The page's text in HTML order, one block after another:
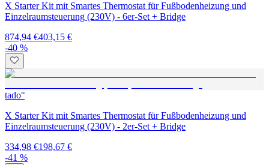
X Starter Kit mit Smartes Thermostat für Fußbodenheizung und
Einzelraumsteuerung (230V) - 6er-Set + Bridge
874,94 €403,15 €
-40 %
tado°
X Starter Kit mit Smartes Thermostat für Fußbodenheizung und
Einzelraumsteuerung (230V) - 2er-Set + Bridge
334,98 €198,67 €
-41 %